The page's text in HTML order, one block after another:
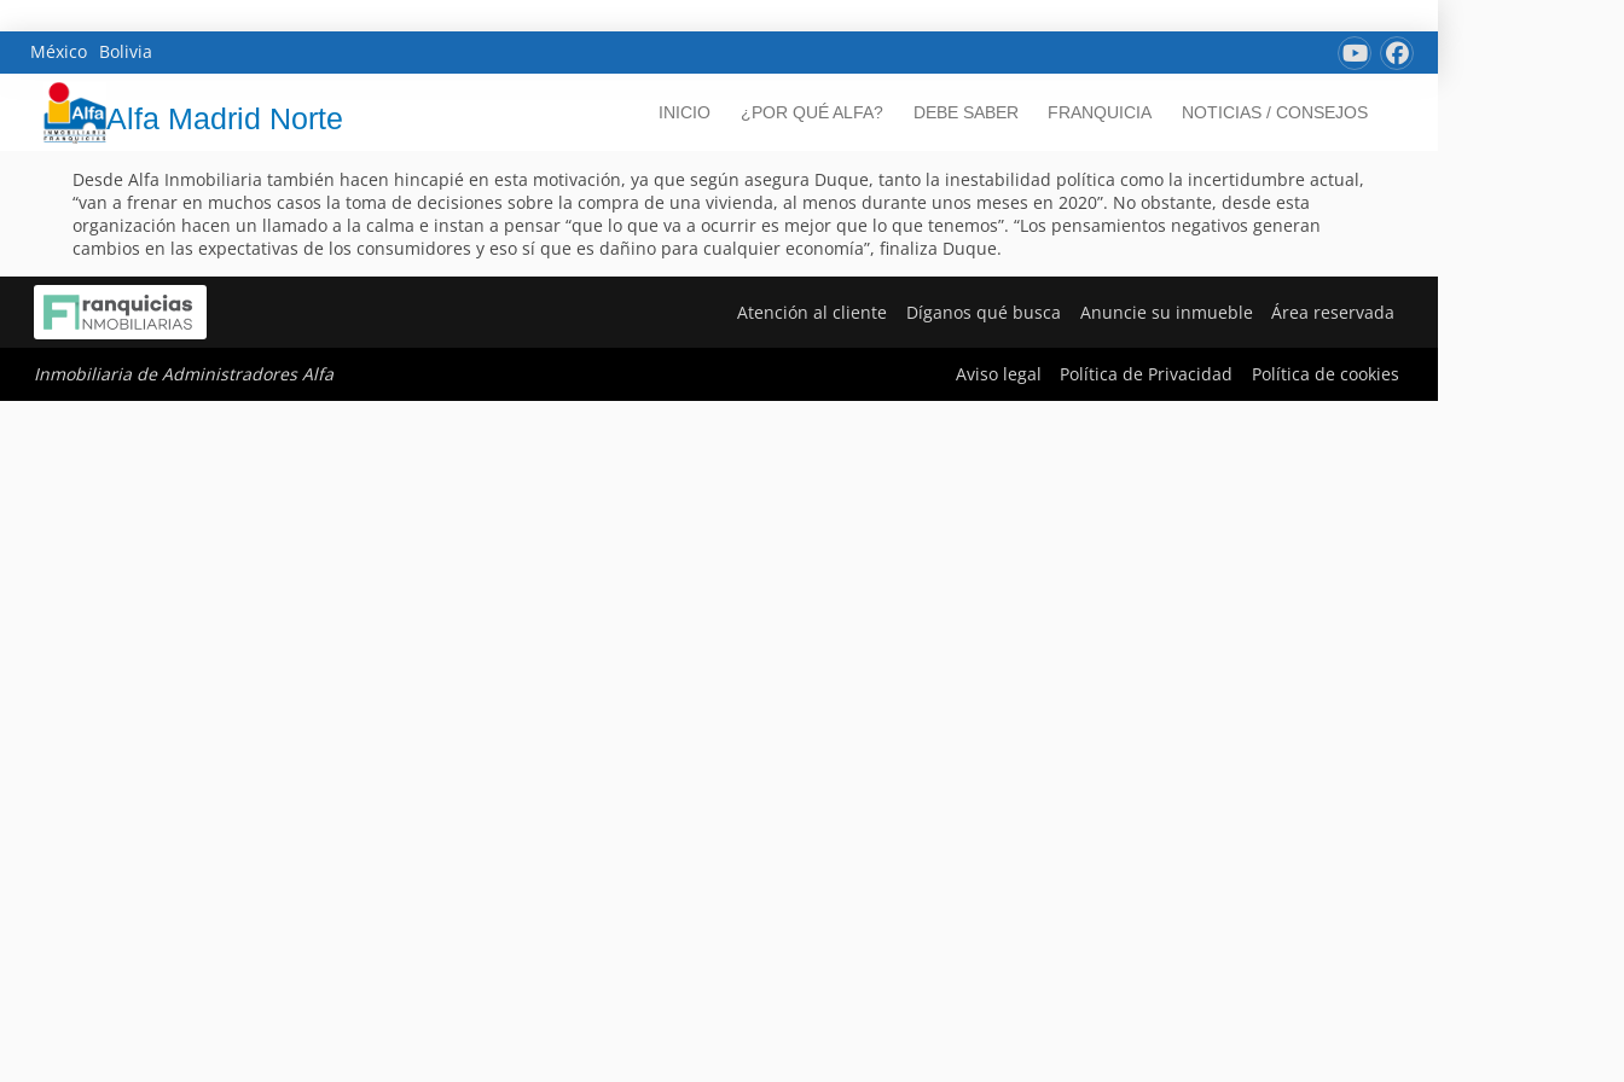
México Bolivia
Alfa Madrid Norte INICIO ¿POR QUÉ ALFA? DEBE SABER FRANQUICIA NOTICIAS / CONSEJOS
Desde Alfa Inmobiliaria también hacen hincapié en esta motivación, ya que según asegura Duque, tanto la inestabilidad política como la incertidumbre actual,
“van a frenar en muchos casos la toma de decisiones sobre la compra de una vivienda, al menos durante unos meses en 2020”. No obstante, desde esta
organización hacen un llamado a la calma e instan a pensar “que lo que va a ocurrir es mejor que lo que tenemos”. “Los pensamientos negativos generan
cambios en las expectativas de los consumidores y eso sí que es dañino para cualquier economía”, finaliza Duque.
Atención al cliente Díganos qué busca Anuncie su inmueble Área reservada
Inmobiliaria de Administradores Alfa Aviso legal Política de Privacidad Política de cookies